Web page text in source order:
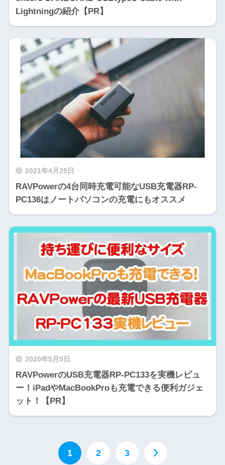
Lightningの紹介【PR】
2021年4月25日
RAVPowerの4台同時充電可能なUSB充電器RP-
PC136はノートパソコンの充電にもオススメ
2020年5月5日
RAVPowerのUSB充電器RP-PC133を実機レビュ
ー！iPadやMacBookProも充電できる便利ガジェ
ット！【PR】
1 2 3